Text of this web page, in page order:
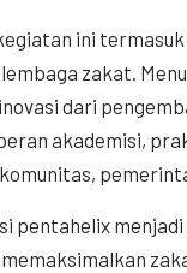
ini
zakat.
dari
akademisi,
pentahelix